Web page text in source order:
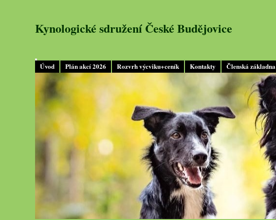
Úvod Plán akcí 2026 Rozvrh výcviku+ceník Kontakty Členská základna
Kynologické sdružení České Budějovice